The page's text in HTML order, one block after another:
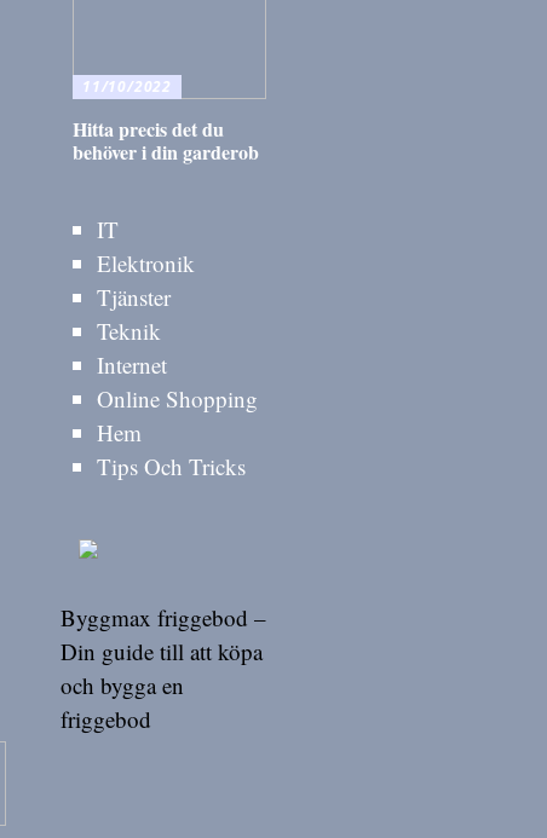
11/10/2022
Hitta precis det du
behöver i din garderob
IT
Elektronik
Tjänster
Teknik
Internet
Online Shopping
Hem
Tips Och Tricks
Byggmax friggebod –
Din guide till att köpa
och bygga en
friggebod